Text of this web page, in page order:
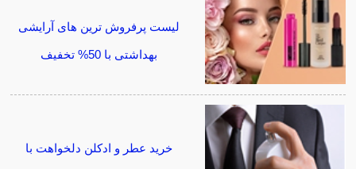
لیست پرفروش ترین های آرایشی
بهداشتی با 50% تخفیف
خرید عطر و ادکلن دلخواهت با